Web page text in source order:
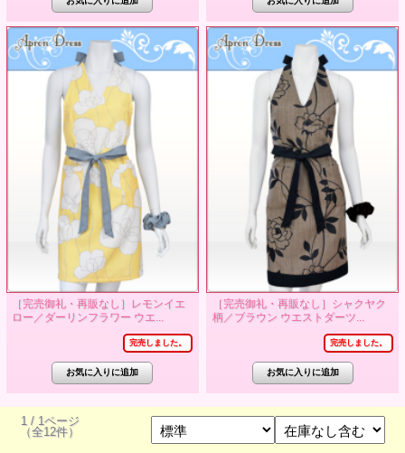
［完売御礼・再販なし］レモンイエ
ロー／ダーリンフラワー ウエ...
完売しました。
［完売御礼・再販なし］シャクヤク
柄／ブラウン ウエストダーツ...
完売しました。
1 / 1ページ
（全12件）